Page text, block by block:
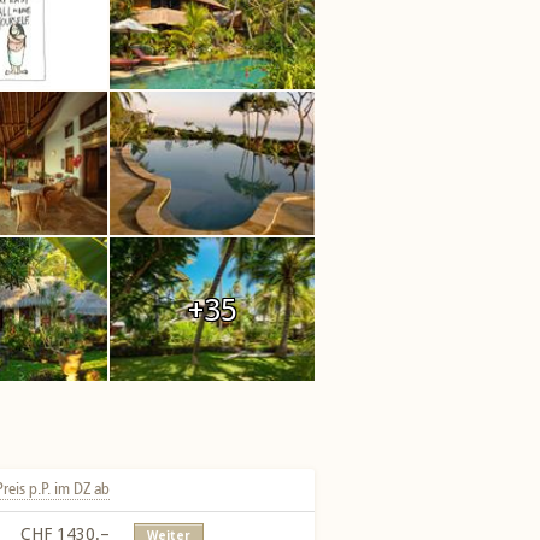
+35
p.P. im DZ ab
CHF 1430.– Weiter